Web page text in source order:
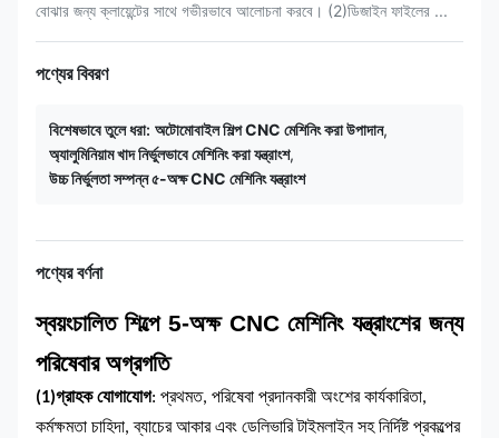
বোঝার জন্য ক্লায়েন্টের সাথে গভীরভাবে আলোচনা করবে। (2)ডিজাইন ফাইলের ...
পণ্যের বিবরণ
বিশেষভাবে তুলে ধরা: অটোমোবাইল শিল্প CNC মেশিনিং করা উপাদান,
অ্যালুমিনিয়াম খাদ নির্ভুলভাবে মেশিনিং করা যন্ত্রাংশ,
উচ্চ নির্ভুলতা সম্পন্ন ৫-অক্ষ CNC মেশিনিং যন্ত্রাংশ
পণ্যের বর্ণনা
স্বয়ংচালিত শিল্পে 5-অক্ষ CNC মেশিনিং যন্ত্রাংশের জন্য
পরিষেবার অগ্রগতি
(1)গ্রাহক যোগাযোগ: প্রথমত, পরিষেবা প্রদানকারী অংশের কার্যকারিতা,
কর্মক্ষমতা চাহিদা, ব্যাচের আকার এবং ডেলিভারি টাইমলাইন সহ নির্দিষ্ট প্রকল্পের